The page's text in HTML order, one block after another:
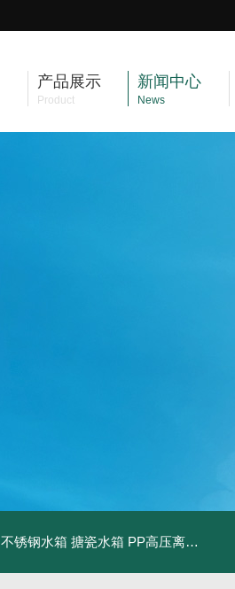
产品展示
Product
新闻中心
News
不锈钢水箱 搪瓷水箱 PP高压离心风机